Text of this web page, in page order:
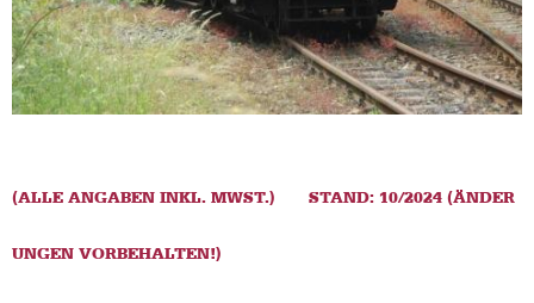
(ALLE ANGABEN INKL. MWST.) STAND: 10/2024 (ÄNDER
UNGEN VORBEHALTEN!)